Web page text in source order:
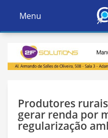
Ativar
Navegação
Menu
Produtores
gerar renda por
regularização